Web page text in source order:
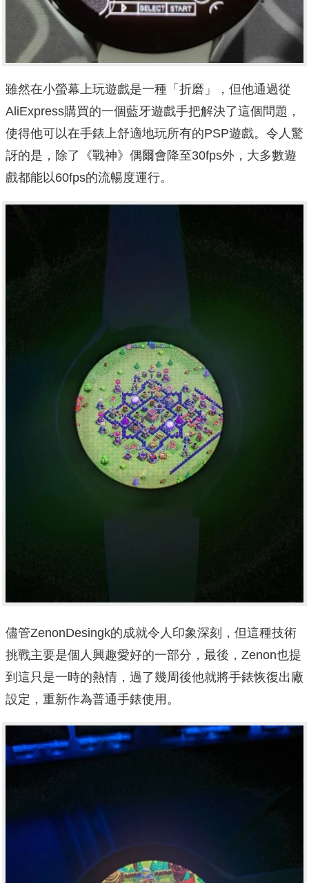
雖然在小螢幕上玩遊戲是一種「折磨」，但他通過從
AliExpress購買的一個藍牙遊戲手把解決了這個問題，
使得他可以在手錶上舒適地玩所有的PSP遊戲。令人驚
訝的是，除了《戰神》偶爾會降至30fps外，大多數遊
戲都能以60fps的流暢度運行。
儘管ZenonDesingk的成就令人印象深刻，但這種技術
挑戰主要是個人興趣愛好的一部分，最後，Zenon也提
到這只是一時的熱情，過了幾周後他就將手錶恢復出廠
設定，重新作為普通手錶使用。